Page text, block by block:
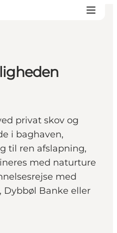
privat skov og
i baghaven,
til ren afslapning,
med naturture
med
Dybbøl Banke eller